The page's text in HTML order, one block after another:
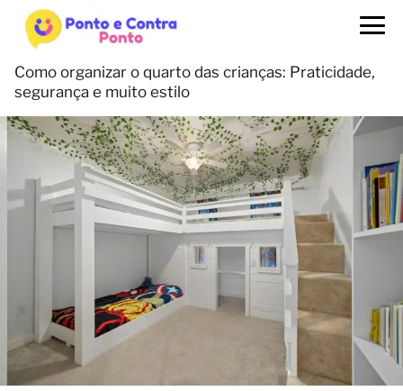
Como organizar o quarto das crianças: Praticidade,
segurança e muito estilo